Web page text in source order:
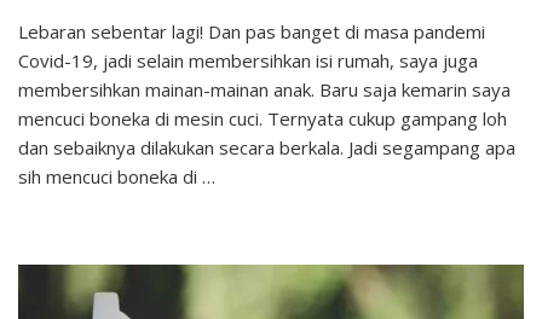
Mudah
Mencuci
Boneka
di
Mesin
Lebaran sebentar lagi! Dan pas banget di masa pandemi
Covid-19, jadi selain membersihkan isi rumah, saya juga
membersihkan mainan-mainan anak. Baru saja kemarin saya
mencuci boneka di mesin cuci. Ternyata cukup gampang loh
dan sebaiknya dilakukan secara berkala. Jadi segampang apa
sih mencuci boneka di …